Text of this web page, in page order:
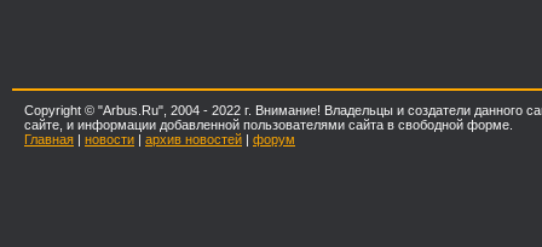
Copyright © "Arbus.Ru", 2004 - 2022 г. Внимание! Владельцы и создатели данного
сайте, и информации добавленной пользователями сайта в свободной форме.
Главная | новости | архив новостей | форум